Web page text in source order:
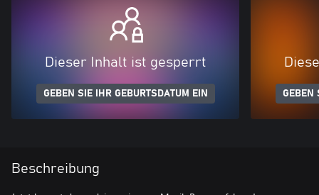
Dieser Inhalt ist gesperrt
GEBEN SIE IHR GEBURTSDATUM EIN GEBEN
Beschreibung